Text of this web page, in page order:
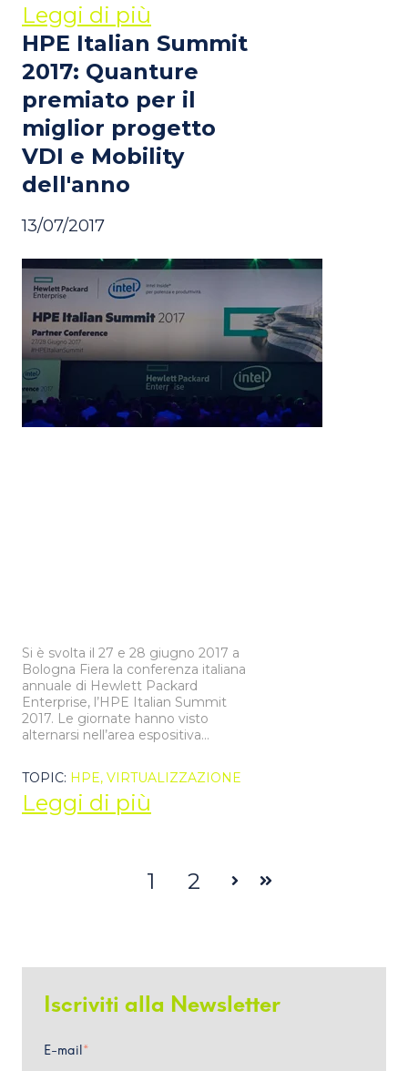
Leggi di più
HPE Italian Summit
2017: Quanture
premiato per il
miglior progetto
VDI e Mobility
dell'anno
13/07/2017
Si è svolta il 27 e 28 giugno 2017 a
Bologna Fiera la conferenza italiana
annuale di Hewlett Packard
Enterprise, l’HPE Italian Summit
2017. Le giornate hanno visto
alternarsi nell’area espositiva...
TOPIC: HPE, VIRTUALIZZAZIONE
Leggi di più
1 2
Iscriviti alla Newsletter
E-mail *